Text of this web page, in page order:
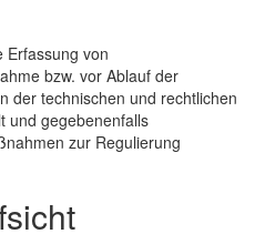
Erfassung von
bzw. vor Ablauf der
der technischen und rechtlichen
und gegebenenfalls
zur Regulierung